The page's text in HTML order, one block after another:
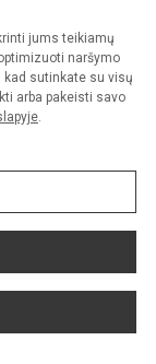
jums teikiamų
naršymo
kad sutinkate su visų
arba pakeisti savo
.
sutikimo griežtai